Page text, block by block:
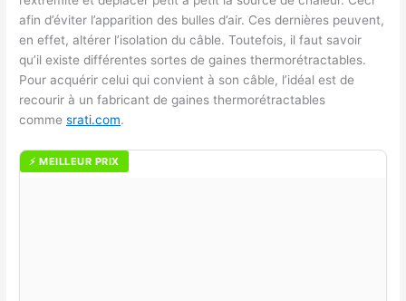
afin d’éviter l’apparition des bulles d’air. Ces dernières peuvent,
en effet, altérer l’isolation du câble. Toutefois, il faut savoir
qu’il existe différentes sortes de gaines thermorétractables.
Pour acquérir celui qui convient à son câble, l’idéal est de
recourir à un fabricant de gaines thermorétractables
commesrati.com.
⚡ MEILLEUR PRIX